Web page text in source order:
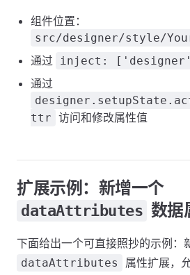
组件位置：
src/designer/style/
通过 inject:
通过
ttr 访问和修改属性值
扩展示例：新增一个
dataAttributes 数据
下面给出一个可直接照抄的示例：
dataAttributes
属性扩展，